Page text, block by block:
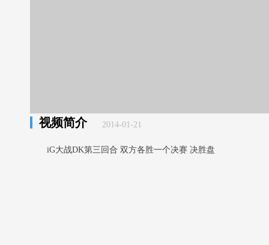
视频简介 2014-01-21
iG大战DK第三回合 双方各胜一个决赛 决胜盘